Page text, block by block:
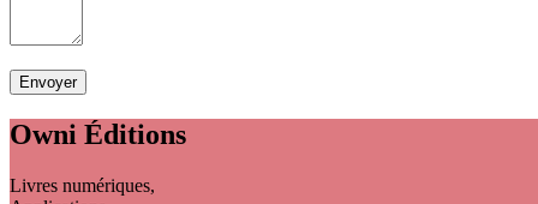
Owni Éditions
Livres numériques,